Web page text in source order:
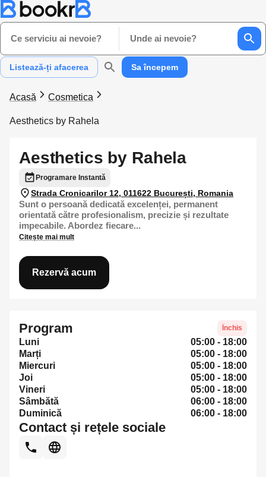
Ce serviciu ai nevoie? Unde ai nevoie?
Listează-ți afacerea Sa începem
Acasă Cosmetica
Aesthetics by Rahela
Aesthetics by Rahela
Programare Instantă
Strada Cronicarilor 12, 011622 București, Romania
Sunt o persoană dedicată excelenței, permanent
orientată către profesionalism, precizie și rezultate
impecabile. Abordez fiecare...
Citește mai mult
Rezervă acum
Program Închis
Luni
05:00 - 18:00
Marți
05:00 - 18:00
Miercuri
05:00 - 18:00
Joi
05:00 - 18:00
Vineri
05:00 - 18:00
Sâmbătă
06:00 - 18:00
Duminică
06:00 - 18:00
Contact și rețele sociale